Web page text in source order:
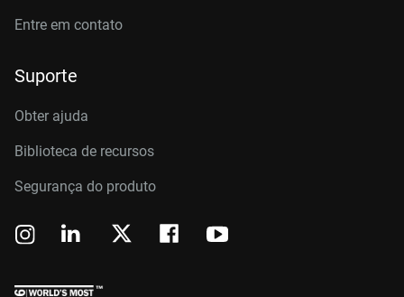
Entre em contato
Suporte
Obter ajuda
Biblioteca de recursos
Segurança do produto